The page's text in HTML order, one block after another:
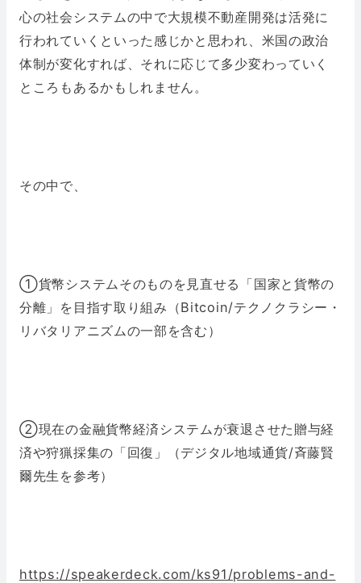
心の社会システムの中で大規模不動産開発は活発に
行われていくといった感じかと思われ、米国の政治
体制が変化すれば、それに応じて多少変わっていく
ところもあるかもしれません。
その中で、
①貨幣システムそのものを見直せる「国家と貨幣の
分離」を目指す取り組み（Bitcoin/テクノクラシー・
リバタリアニズムの一部を含む）
②現在の金融貨幣経済システムが衰退させた贈与経
済や狩猟採集の「回復」（デジタル地域通貨/斉藤賢
爾先生を参考）
https://speakerdeck.com/ks91/problems-and-